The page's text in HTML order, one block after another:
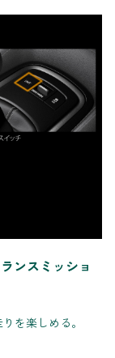
ンスミッショ
を楽しめる。